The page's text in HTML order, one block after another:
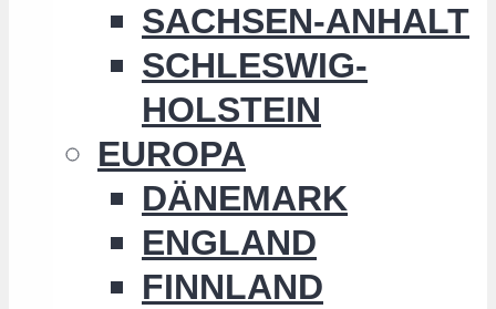
SACHSEN-ANHALT
SCHLESWIG-
HOLSTEIN
EUROPA
DÄNEMARK
ENGLAND
FINNLAND